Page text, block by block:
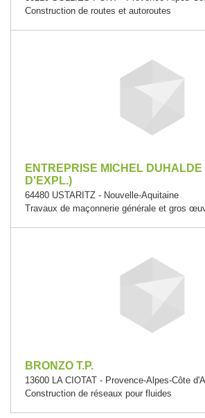
Construction de routes et autoroutes
ENTREPRISE MICHEL
D'EXPL.)
64480 USTARITZ - Nouvelle-Aquitaine
Travaux de maçonnerie générale et gros
BRONZO T.P.
13600 LA CIOTAT - Provence-Alpes-Côte
Construction de réseaux pour fluides